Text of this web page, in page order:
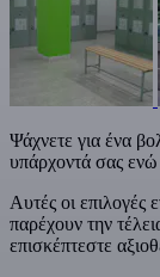
Ψάχνετε για ένα
υπάρχοντά σας
Αυτές οι επιλογές
παρέχουν την
επισκέπτεστε